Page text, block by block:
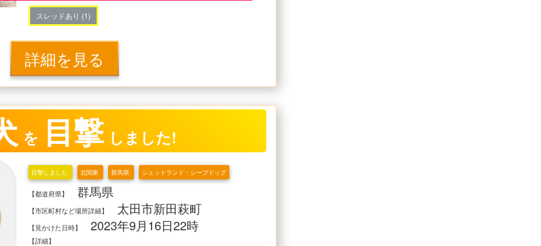
スレッドあり (1)
詳細を見る
を 目撃 しました!
目撃しました 北関東 群馬県 シェットランド・シープドッグ
【都道府県】 群馬県
【市区町村など場所詳細】 太田市新田萩町
【見かけた日時】 2023年9月16日22時
【詳細】